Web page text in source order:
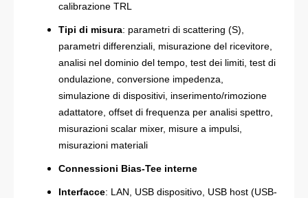
calibrazione TRL
Tipi di misura: parametri di scattering (S),
parametri differenziali, misurazione del ricevitore,
analisi nel dominio del tempo, test dei limiti, test di
ondulazione, conversione impedenza,
simulazione di dispositivi, inserimento/rimozione
adattatore, offset di frequenza per analisi spettro,
misurazioni scalar mixer, misure a impulsi,
misurazioni materiali
Connessioni Bias-Tee interne
Interfacce: LAN, USB dispositivo, USB host (USB-